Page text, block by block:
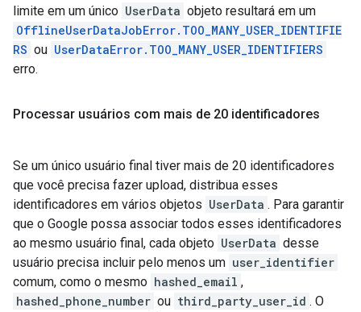
limite em um único UserData objeto resultará em um
OfflineUserDataJobError.TOO_MANY_USER_IDENTIFIE
RS ou UserDataError.TOO_MANY_USER_IDENTIFIERS
erro.
Processar usuários com mais de 20 identificadores
Se um único usuário final tiver mais de 20 identificadores
que você precisa fazer upload, distribua esses
identificadores em vários objetos UserData . Para garantir
que o Google possa associar todos esses identificadores
ao mesmo usuário final, cada objeto UserData desse
usuário precisa incluir pelo menos um user_identifier
comum, como o mesmo hashed_email ,
hashed_phone_number ou third_party_user_id . O